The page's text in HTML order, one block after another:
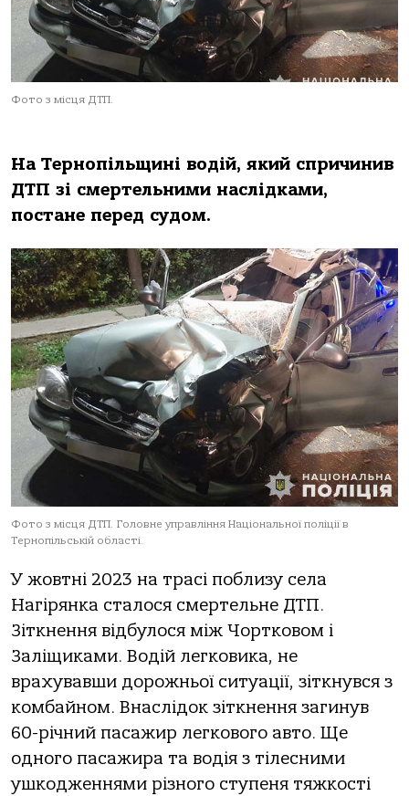
Фото з місця ДТП.
На Тернопільщині водій, який спричинив
ДТП зі смертельними наслідками,
постане перед судом.
Фото з місця ДТП. Головне управління Національної поліції в
Тернопільській області.
У жовтні 2023 на трасі поблизу села
Нагірянка сталося смертельне ДТП.
Зіткнення відбулося між Чортковом і
Заліщиками. Водій легковика, не
врахувавши дорожньої ситуації, зіткнувся з
комбайном. Внаслідок зіткнення загинув
60-річний пасажир легкового авто. Ще
одного пасажира та водія з тілесними
ушкодженнями різного ступеня тяжкості